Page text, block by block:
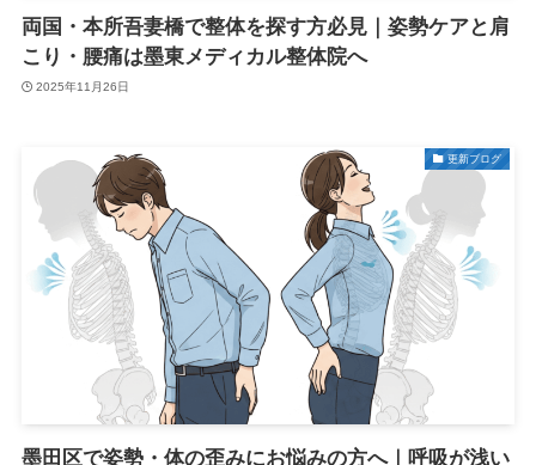
両国・本所吾妻橋で整体を探す方必見｜姿勢ケアと肩
こり・腰痛は墨東メディカル整体院へ
2025年11月26日
更新ブログ
墨田区で姿勢・体の歪みにお悩みの方へ｜呼吸が浅い